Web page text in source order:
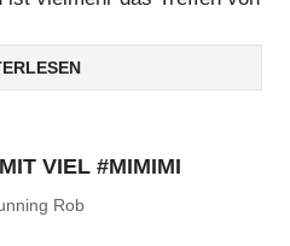
VIEL #MIMIMI
Rob